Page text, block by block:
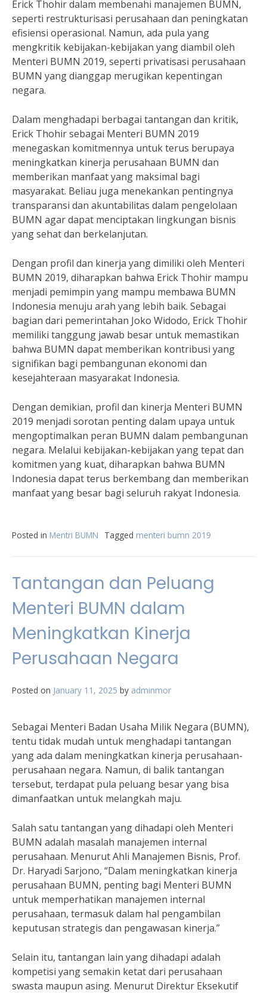
Erick Thohir dalam membenahi manajemen BUMN,
seperti restrukturisasi perusahaan dan peningkatan
efisiensi operasional. Namun, ada pula yang
mengkritik kebijakan-kebijakan yang diambil oleh
Menteri BUMN 2019, seperti privatisasi perusahaan
BUMN yang dianggap merugikan kepentingan
negara.
Dalam menghadapi berbagai tantangan dan kritik,
Erick Thohir sebagai Menteri BUMN 2019
menegaskan komitmennya untuk terus berupaya
meningkatkan kinerja perusahaan BUMN dan
memberikan manfaat yang maksimal bagi
masyarakat. Beliau juga menekankan pentingnya
transparansi dan akuntabilitas dalam pengelolaan
BUMN agar dapat menciptakan lingkungan bisnis
yang sehat dan berkelanjutan.
Dengan profil dan kinerja yang dimiliki oleh Menteri
BUMN 2019, diharapkan bahwa Erick Thohir mampu
menjadi pemimpin yang mampu membawa BUMN
Indonesia menuju arah yang lebih baik. Sebagai
bagian dari pemerintahan Joko Widodo, Erick Thohir
memiliki tanggung jawab besar untuk memastikan
bahwa BUMN dapat memberikan kontribusi yang
signifikan bagi pembangunan ekonomi dan
kesejahteraan masyarakat Indonesia.
Dengan demikian, profil dan kinerja Menteri BUMN
2019 menjadi sorotan penting dalam upaya untuk
mengoptimalkan peran BUMN dalam pembangunan
negara. Melalui kebijakan-kebijakan yang tepat dan
komitmen yang kuat, diharapkan bahwa BUMN
Indonesia dapat terus berkembang dan memberikan
manfaat yang besar bagi seluruh rakyat Indonesia.
Posted in Mentri BUMN Tagged menteri bumn 2019
Tantangan dan Peluang
Menteri BUMN dalam
Meningkatkan Kinerja
Perusahaan Negara
Posted on January 11, 2025 by adminmor
Sebagai Menteri Badan Usaha Milik Negara (BUMN),
tentu tidak mudah untuk menghadapi tantangan
yang ada dalam meningkatkan kinerja perusahaan-
perusahaan negara. Namun, di balik tantangan
tersebut, terdapat pula peluang besar yang bisa
dimanfaatkan untuk melangkah maju.
Salah satu tantangan yang dihadapi oleh Menteri
BUMN adalah masalah manajemen internal
perusahaan. Menurut Ahli Manajemen Bisnis, Prof.
Dr. Haryadi Sarjono, “Dalam meningkatkan kinerja
perusahaan BUMN, penting bagi Menteri BUMN
untuk memperhatikan manajemen internal
perusahaan, termasuk dalam hal pengambilan
keputusan strategis dan pengawasan kinerja.”
Selain itu, tantangan lain yang dihadapi adalah
kompetisi yang semakin ketat dari perusahaan
swasta maupun asing. Menurut Direktur Eksekutif